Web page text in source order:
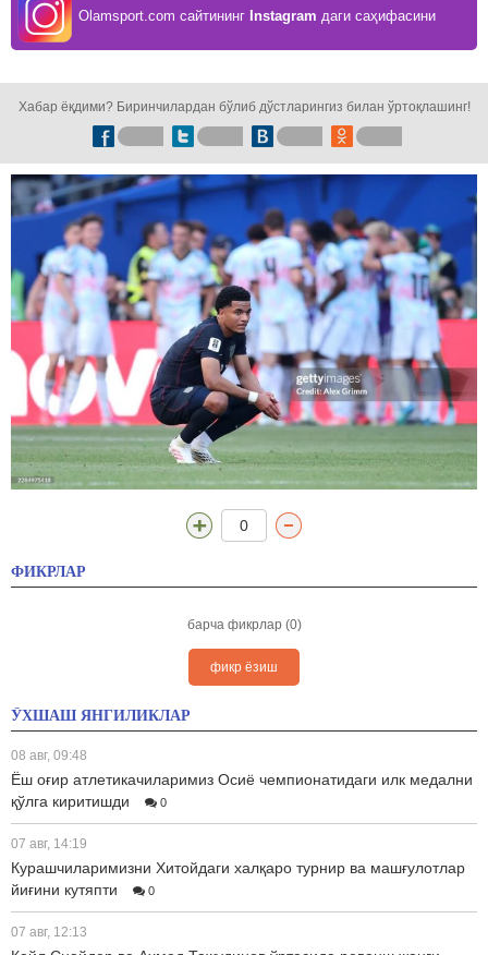
Olamsport.com сайтининг Instagram даги саҳифасини
Хабар ёқдими? Биринчилардан бўлиб дўстларингиз билан ўртоқлашинг!
0
ФИКРЛАР
барча фикрлар (0)
фикр ёзиш
ЎХШАШ ЯНГИЛИКЛАР
08 авг, 09:48
Ёш оғир атлетикачиларимиз Осиё чемпионатидаги илк медални
қўлга киритишди
0
07 авг, 14:19
Курашчиларимизни Хитойдаги халқаро турнир ва машғулотлар
йиғини кутяпти
0
07 авг, 12:13